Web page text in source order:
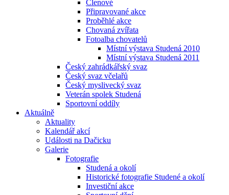
Členové
Připravované akce
Proběhlé akce
Chovaná zvířata
Fotoalba chovatelů
Místní výstava Studená 2010
Místní výstava Studená 2011
Český zahrádkářský svaz
Český svaz včelařů
Český myslivecký svaz
Veterán spolek Studená
Sportovní oddíly
Aktuálně
Aktuality
Kalendář akcí
Události na Dačicku
Galerie
Fotografie
Studená a okolí
Historické fotografie Studené a okolí
Investiční akce